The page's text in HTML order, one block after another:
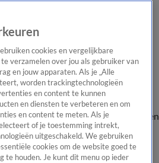
Uitzendingen Onze gezichten
In de
Uitzending
vragenKijkersvraag insturen
cookies en vergelijkbare
verzamelen over jou als gebruiker van
en jouw apparaten. Als je „Alle
worden trackingtechnologieën
en content te kunnen
en diensten te verbeteren en om
en content te meten. Als je
of je toestemming intrekt,
uitgeschakeld. We gebruiken
cookies om de website goed te
te houden. Je kunt dit menu op ieder